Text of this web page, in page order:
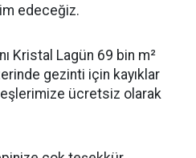
edeceğiz.
Kristal Lagün 69 bin m²
gezinti için kayıklar
ücretsiz olarak